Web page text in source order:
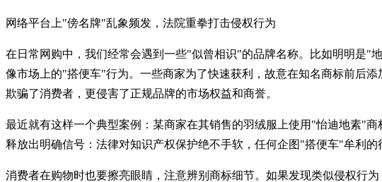
网络平台上"傍名牌"乱象频发，法院重拳打击侵权行为
在日常网购中，我们经常会遇到一些"似曾相识"的品牌名称。比如明明
像市场上的"搭便车"行为。一些商家为了快速获利，故意在知名商标前后
欺骗了消费者，更侵害了正规品牌的市场权益和商誉。
最近就有这样一个典型案例：某商家在其销售的羽绒服上使用"怡迪地素"
释放出明确信号：法律对知识产权保护绝不手软，任何企图"搭便车"牟利的
消费者在购物时也要擦亮眼睛，注意辨别商标细节。如果发现类似侵权行